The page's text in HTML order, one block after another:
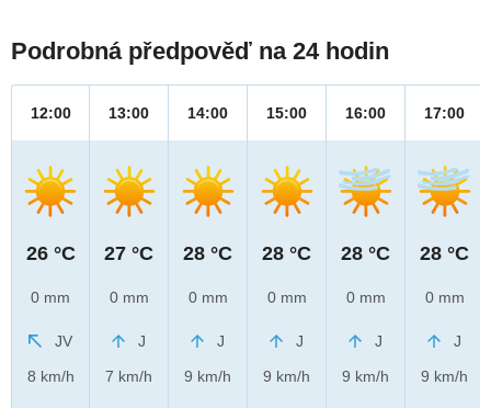
Podrobná předpověď na 24 hodin
12:00
26 °C
0 mm
JV
8 km/h
13:00
27 °C
0 mm
J
7 km/h
14:00
28 °C
0 mm
J
9 km/h
15:00
28 °C
0 mm
J
9 km/h
16:00
28 °C
0 mm
J
9 km/h
17:00
28 °C
0 mm
J
9 km/h